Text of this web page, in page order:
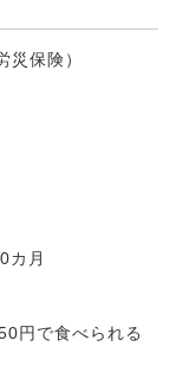
保険）
カ月
円で食べられる